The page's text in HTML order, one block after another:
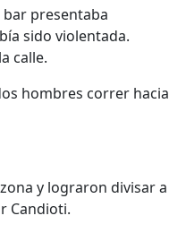
presentaba
sido violentada.
calle.
hombres correr hacia
y lograron divisar a
Candioti.